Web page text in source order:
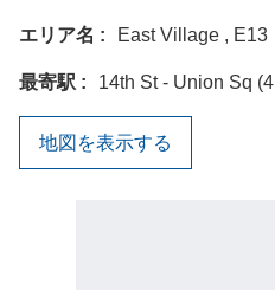
エリア名 East Village , E13
最寄駅 14th St - Union Sq
地図を表示する